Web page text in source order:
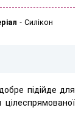
- Силікон
добре підійде для